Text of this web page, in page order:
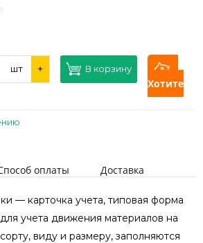
шт + В корзину
Хотите
оплаты Доставка
— карточка учета, типовая форма
учета движения материалов на
виду и размеру, заполняются